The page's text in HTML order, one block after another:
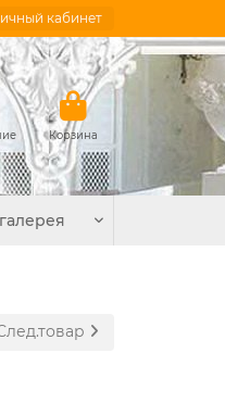
кабинет
Корзина